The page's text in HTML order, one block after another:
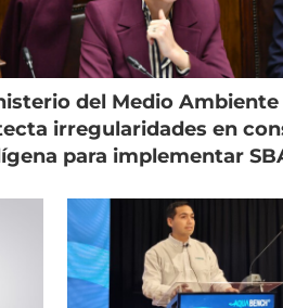
del Medio Ambiente
irregularidades en
para implementar